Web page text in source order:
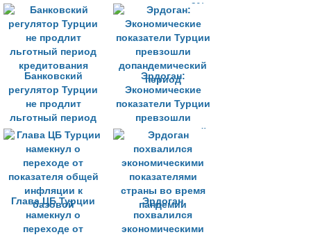
дороже, чем она
сама
экономики на 9%
Банковский
регулятор Турции
не продлит
льготный период
кредитования
Эрдоган:
Экономические
показатели Турции
превзошли
допандемический
период
Глава ЦБ Турции
намекнул о
переходе от
Эрдоган
похвалился
экономическими